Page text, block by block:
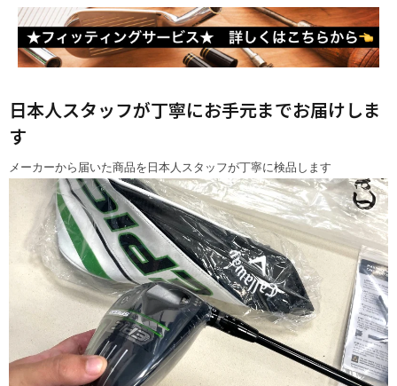
日本人スタッフが丁寧にお手元までお届けしま
す
メーカーから届いた商品を日本人スタッフが丁寧に検品します